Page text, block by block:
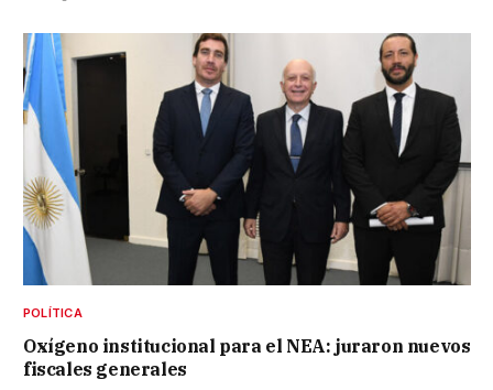
POLÍTICA
Oxígeno institucional para el NEA: juraron nuevos
fiscales generales